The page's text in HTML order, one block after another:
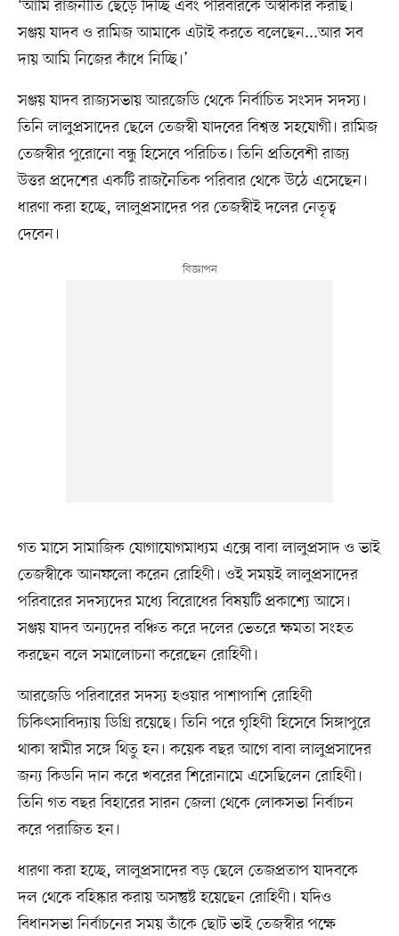
‘আমি রাজনীতি ছেড়ে দিচ্ছি এবং পরিবারকে অস্বীকার করছি।
সঞ্জয় যাদব ও রামিজ আমাকে এটাই করতে বলেছেন...আর সব
দায় আমি নিজের কাঁধে নিচ্ছি।’
সঞ্জয় যাদব রাজ্যসভায় আরজেডি থেকে নির্বাচিত সংসদ সদস্য।
তিনি লালুপ্রসাদের ছেলে তেজস্বী যাদবের বিশ্বস্ত সহযোগী। রামিজ
তেজস্বীর পুরোনো বন্ধু হিসেবে পরিচিত। তিনি প্রতিবেশী রাজ্য
উত্তর প্রদেশের একটি রাজনৈতিক পরিবার থেকে উঠে এসেছেন।
ধারণা করা হচ্ছে, লালুপ্রসাদের পর তেজস্বীই দলের নেতৃত্ব
দেবেন।
গত মাসে সামাজিক যোগাযোগমাধ্যম এক্সে বাবা লালুপ্রসাদ ও ভাই
তেজস্বীকে আনফলো করেন রোহিণী। ওই সময়ই লালুপ্রসাদের
পরিবারের সদস্যদের মধ্যে বিরোধের বিষয়টি প্রকাশ্যে আসে।
সঞ্জয় যাদব অন্যদের বঞ্চিত করে দলের ভেতরে ক্ষমতা সংহত
করছেন বলে সমালোচনা করেছেন রোহিণী।
আরজেডি পরিবারের সদস্য হওয়ার পাশাপাশি রোহিণী
চিকিৎসাবিদ্যায় ডিগ্রি রয়েছে। তিনি পরে গৃহিণী হিসেবে সিঙ্গাপুরে
থাকা স্বামীর সঙ্গে থিতু হন। কয়েক বছর আগে বাবা লালুপ্রসাদের
জন্য কিডনি দান করে খবরের শিরোনামে এসেছিলেন রোহিণী।
তিনি গত বছর বিহারের সারন জেলা থেকে লোকসভা নির্বাচন
করে পরাজিত হন।
ধারণা করা হচ্ছে, লালুপ্রসাদের বড় ছেলে তেজপ্রতাপ যাদবকে
দল থেকে বহিষ্কার করায় অসন্তুষ্ট হয়েছেন রোহিণী। যদিও
বিধানসভা নির্বাচনের সময় তাঁকে ছোট ভাই তেজস্বীর পক্ষে